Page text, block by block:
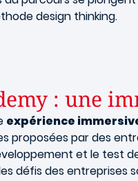
design thinking.
: une
expérience
proposées par des
et le test
défis des